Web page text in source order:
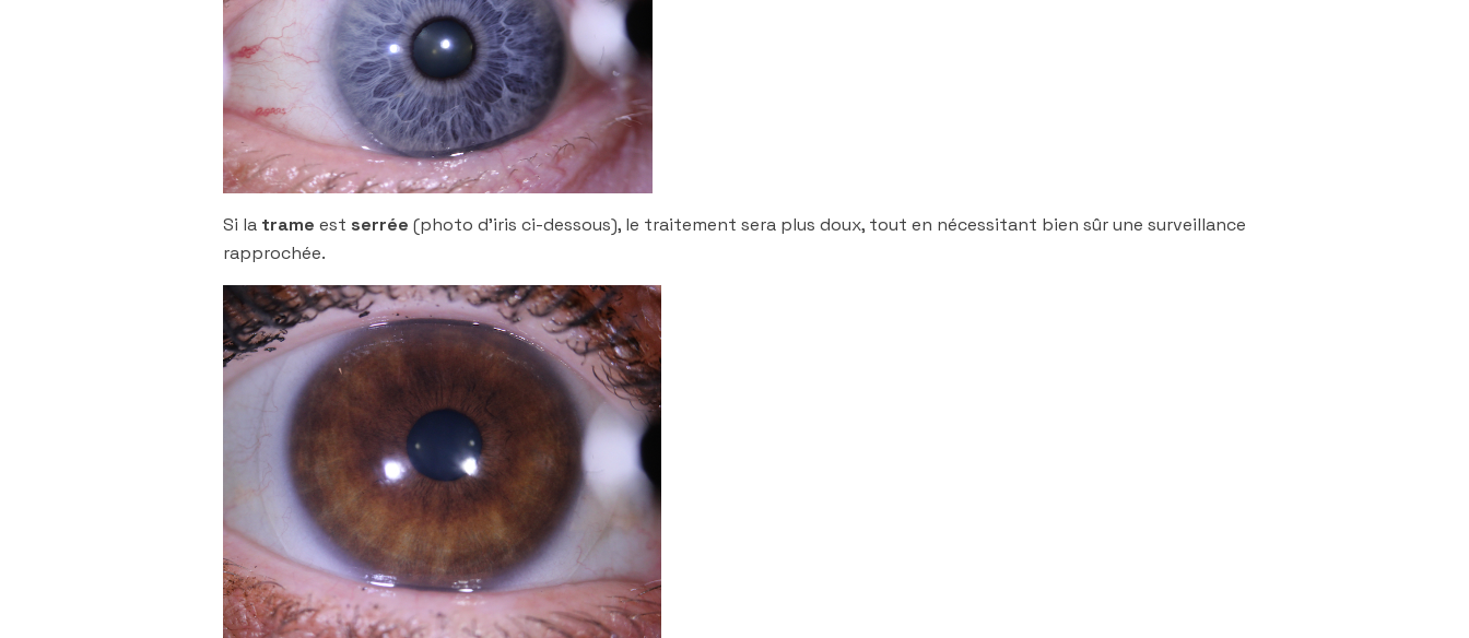
Si la trame est serrée (photo d’iris ci-dessous), le traitement sera plus doux, tout en nécessitant bien sûr une surveillance
rapprochée.